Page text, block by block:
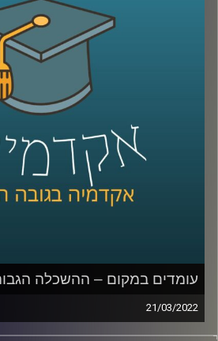
האזינו לחלק השלישי והאחרון של
מריאן תחואוכו, מנהלת המרכז
לשיחה עם ד"ר מריאן תחואוכו על
לחצו כאן
לשיחה עם ד"ר מריאן תחואוכו על
הערבי –לחצו כאן
עומדים במקום – ההשכלה
21/03/2022
ישראל היא אחת המדינות עם הכי